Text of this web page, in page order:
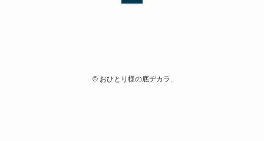
©おひとり様の底ヂカラ.